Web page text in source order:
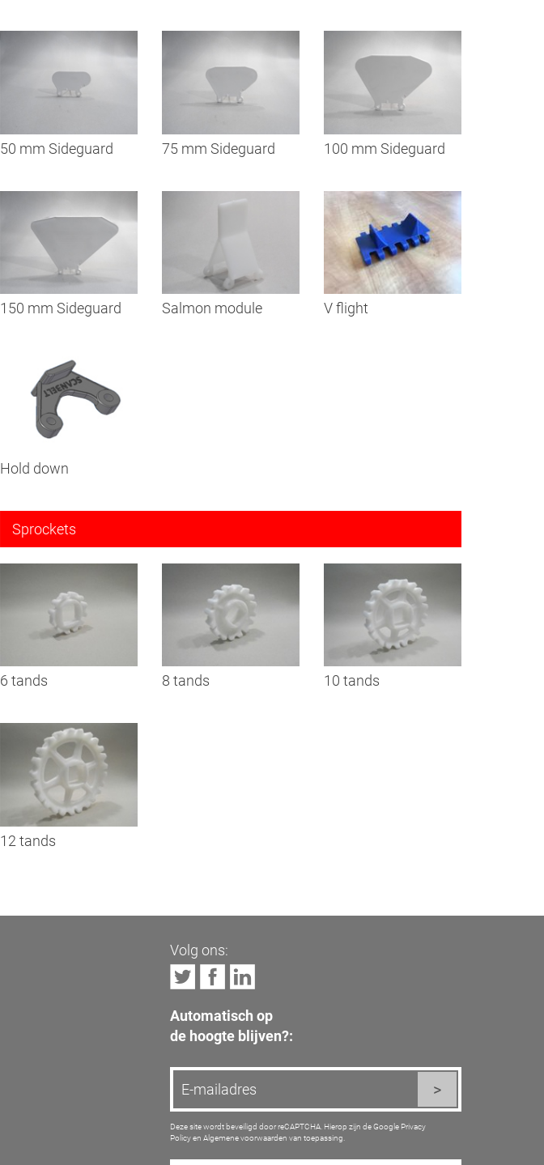
50 mm Sideguard 75 mm Sideguard 100 mm Sideguard
150 mm Sideguard Salmon module V flight
Hold down
Sprockets
6 tands 8 tands 10 tands
12 tands
Volg ons:
Automatisch op
de hoogte blijven?:
Deze site wordt beveiligd door reCAPTCHA. Hierop zijn de Google Privacy
Policyen Algemene voorwaarden van toepassing.